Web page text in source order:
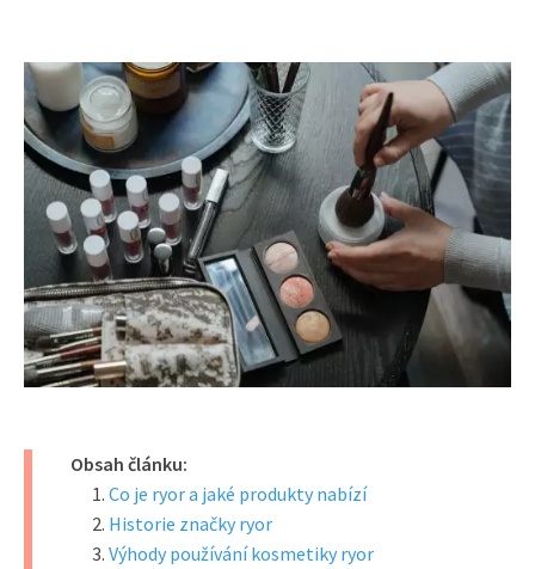
Obsah článku:
Co je ryor a jaké produkty nabízí
Historie značky ryor
Výhody používání kosmetiky ryor